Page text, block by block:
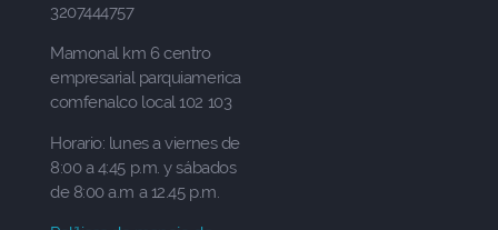
3207444757
Mamonal km 6 centro
empresarial parquiamerica
comfenalco local 102 103
Horario: lunes a viernes de
8:00 a 4:45 p.m. y sábados
de 8:00 a.m a 12.45 p.m.